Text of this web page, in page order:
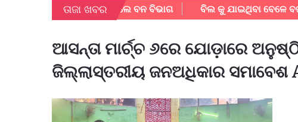
ତାଜା ଖବର
ବାସୀଙ୍କୁ ସଚେତନ କଲେ ବନ ବିଭାଗ ବିଲ କୁ ଯାଇଥିବା ବେଳେ
ଆସନ୍ତା ମାର୍ଚ୍ଚ ୬ରେ ଯୋଡ଼ାରେ
ଜିଲ୍ଲାସ୍ତରୀୟ ଜନଅଧିକାର ସମାବେଶ